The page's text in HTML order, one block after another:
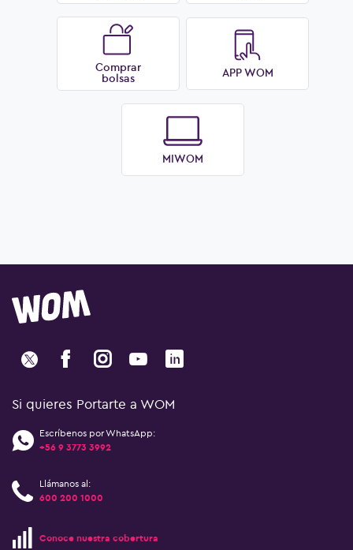
Comprar
bolsas APP WOM
MIWOM
Si quieres Portarte a WOM
Escríbenos por WhatsApp:
+56 9 3773 3992
Llámanos al:
600 200 1000
Conoce nuestra cobertura